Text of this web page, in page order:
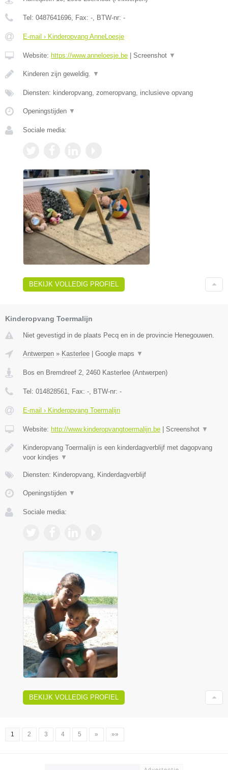
Tel: 0487641696, Fax: -, BTW-nr: -
E-mail › Kinderopvang AnneLoesje
Website: https://www.anneloesje.be Screenshot ▼
Kinderen zijn geweldig. ▼
Diensten: kinderopvang, zomeropvang, inclusieve opvang
Openingstijden ▼
Sociale media:
BEKIJK VOLLEDIG PROFIEL
Kinderopvang Toermalijn
Niet gevestigd in de plaats Pecq en in de provincie Henegouwen.
Antwerpen » Kasterlee Google maps ▼
Bos en Bremdreef 2 2460 Kasterlee (Antwerpen)
Tel: 014828561 , Fax: - , BTW-nr: -
E-mail › Kinderopvang Toermalijn
Website: http://www.kinderopvangtoermalijn.be Screenshot ▼
Kinderopvang Toermalijn is een kinderdagverblijf met dagopvang
voor kindjes ▼
Diensten: Kinderopvang, Kinderdagverblijf
Openingstijden ▼
Sociale media:
BEKIJK VOLLEDIG PROFIEL
1 2 3 4 5 » »»